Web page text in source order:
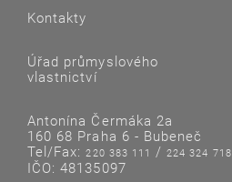
Kontakty
Úřad průmyslového
vlastnictví
Antonína Čermáka 2a
160 68 Praha 6 - Bubeneč
Tel/Fax:220 383 111 /224 324 718
IČO: 48135097